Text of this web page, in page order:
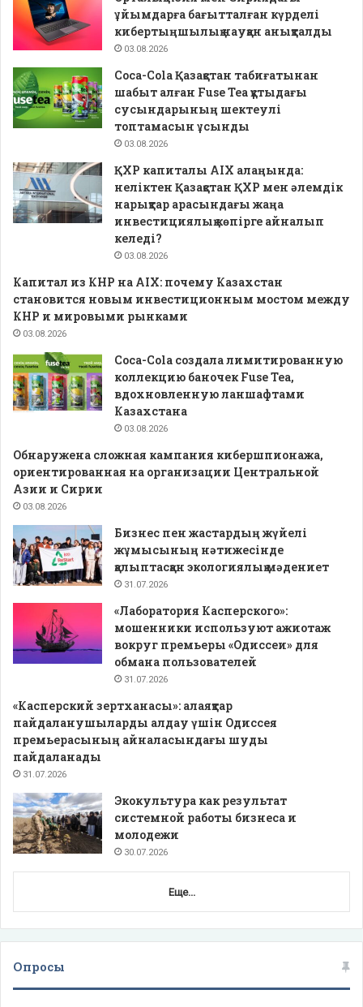
ұйымдарға бағытталған күрделі
кибертыңшылық науқан анықталды
03.08.2026
Coca-Cola Қазақстан табиғатынан
шабыт алған Fuse Tea құтыдағы
сусындарының шектеулі
топтамасын ұсынды
03.08.2026
ҚХР капиталы AIX алаңында:
неліктен Қазақстан ҚХР мен әлемдік
нарықтар арасындағы жаңа
инвестициялық көпірге айналып
келеді?
03.08.2026
Капитал из КНР на AIX: почему Казахстан
становится новым инвестиционным мостом между
КНР и мировыми рынками
03.08.2026
Coca-Cola создала лимитированную
коллекцию баночек Fuse Tea,
вдохновленную ланшафтами
Казахстана
03.08.2026
Обнаружена сложная кампания кибершпионажа,
ориентированная на организации Центральной
Азии и Сирии
03.08.2026
Бизнес пен жастардың жүйелі
жұмысының нәтижесінде
қалыптасқан экологиялық мәдениет
31.07.2026
«Лаборатория Касперского»:
мошенники используют ажиотаж
вокруг премьеры «Одиссеи» для
обмана пользователей
31.07.2026
«Касперский зертханасы»: алаяқтар
пайдаланушыларды алдау үшін Одиссея
премьерасының айналасындағы шуды
пайдаланады
31.07.2026
Экокультура как результат
системной работы бизнеса и
молодежи
30.07.2026
Еще...
Опросы